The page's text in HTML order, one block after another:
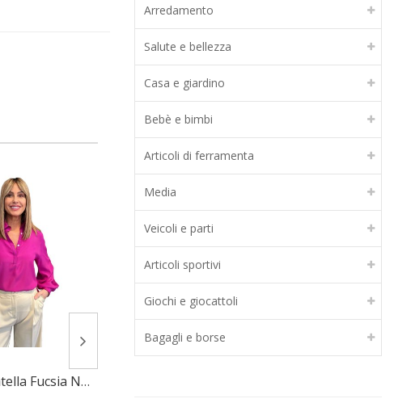
Camicia Donatella Fucsia NG71
-30%
Arredamento
Salute e bellezza
Casa e giardino
Bebè e bimbi
Articoli di ferramenta
Media
Veicoli e parti
Articoli sportivi
Giochi e giocattoli
Bagagli e borse